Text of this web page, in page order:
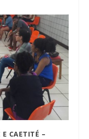
E CAETITÉ –